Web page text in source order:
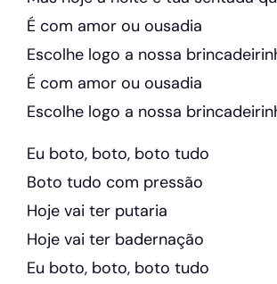
É com amor ou ousadia
Escolhe logo a nossa
É com amor ou ousadia
Escolhe logo a nossa
Eu boto, boto, boto tudo
Boto tudo com pressão
Hoje vai ter putaria
Hoje vai ter badernação
Eu boto, boto, boto tudo